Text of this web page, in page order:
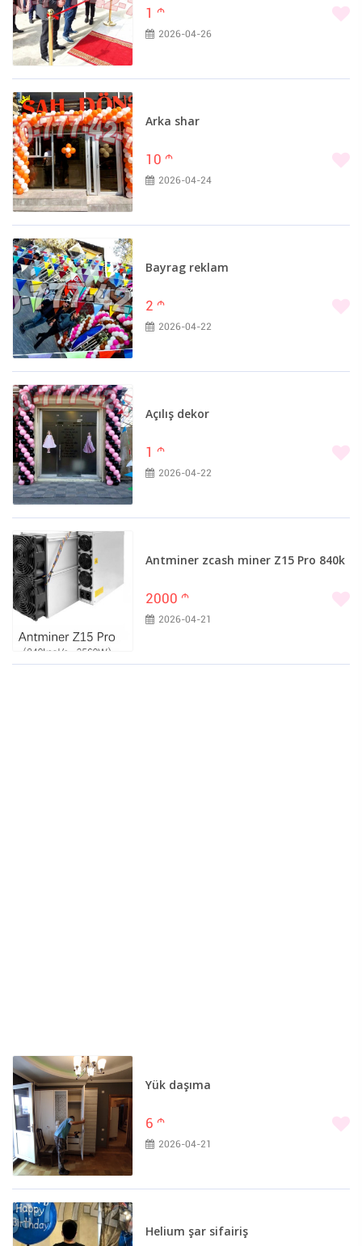
1 m
2026-04-26
Arka shar
10 m
2026-04-24
Bayrag reklam
2 m
2026-04-22
Açılış dekor
1 m
2026-04-22
Antminer zcash miner Z15 Pro 840k
2000 m
2026-04-21
Yük daşıma
6 m
2026-04-21
Helium şar sifairiş